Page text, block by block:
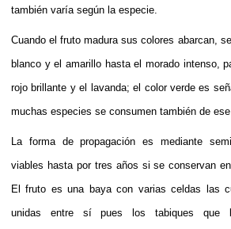
también varía según la especie.
Cuando el fruto madura sus colores abarcan,
blanco y el amarillo hasta el morado intenso,
rojo brillante y el lavanda; el color verde es
muchas especies se consumen también de ese
La forma de propagación es mediante
viables hasta por tres años si se conservan
El fruto es una bayacon varias celdas las
unidas entre sí pues los tabiques que